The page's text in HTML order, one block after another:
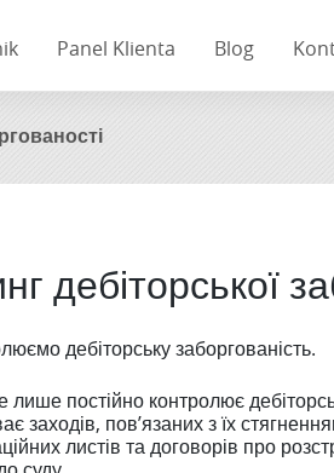
Panel Klienta Blog
дебіторської
дебіторську заборгованість.
лише постійно контролює
заходів, пов’язаних з їх
листів та договорів про